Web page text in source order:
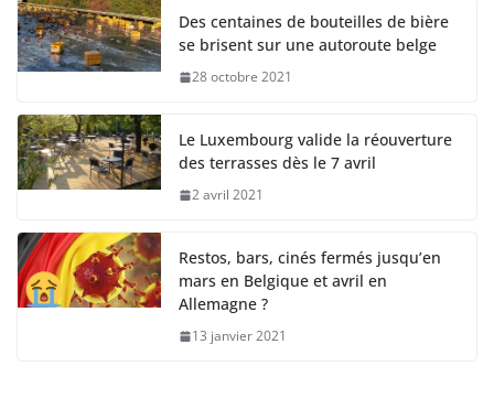
Des centaines de bouteilles de bière
se brisent sur une autoroute belge
28 octobre 2021
Le Luxembourg valide la réouverture
des terrasses dès le 7 avril
2 avril 2021
Restos, bars, cinés fermés jusqu’en
mars en Belgique et avril en
Allemagne ?
13 janvier 2021